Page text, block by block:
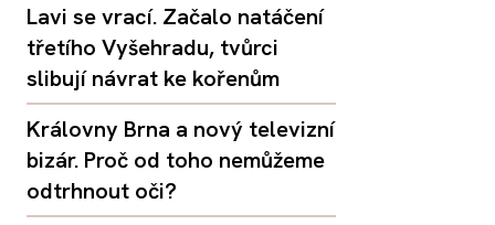
Lavi se vrací. Začalo natáčení
třetího Vyšehradu, tvůrci
slibují návrat ke kořenům
Královny Brna a nový televizní
bizár. Proč od toho nemůžeme
odtrhnout oči?